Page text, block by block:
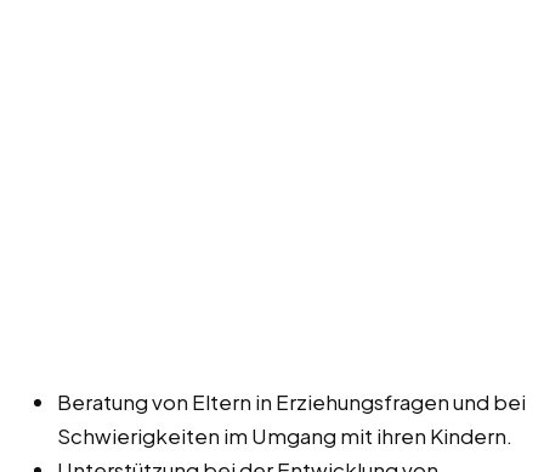
Beratung von Eltern in Erziehungsfragen und bei
Schwierigkeiten im Umgang mit ihren Kindern.